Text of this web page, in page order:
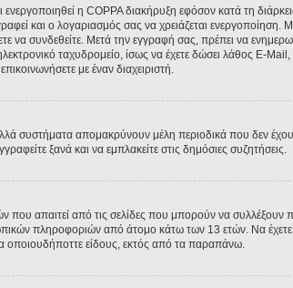
η COPPA διακήρυξη εφόσον κατά τη
και ο λογαριασμός σας να χρειάζεται ενεργοποίηση.
να συνδεθείτε. Μετά την εγγραφή σας, πρέπει να
ταχυδρομείο, ίσως να έχετε δώσει λάθος E-
με έναν διαχειριστή.
συστήματα απομακρύνουν μέλη περιοδικά που δεν
ξανά και να εμπλακείτε στις δημόσιες συζητήσεις.
που απαιτεί από τις σελίδες που μπορούν να συλλέξουν
πληροφοριών από άτομο κάτω των 13 ετών. Να
οποιουδήποττε είδους, εκτός από τα παραπάνω.